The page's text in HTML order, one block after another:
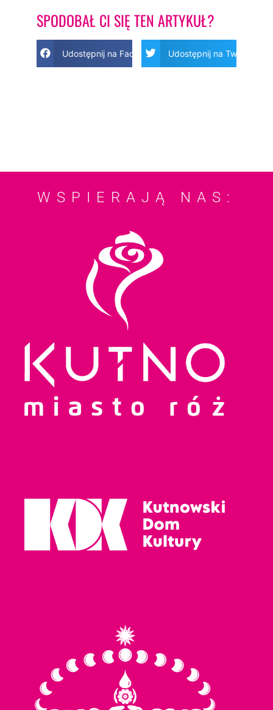
SPODOBAŁ CI SIĘ TEN ARTYKUŁ?
Udostępnij na Facebook Udostępnij na Twitter
WSPIERAJĄ NAS: